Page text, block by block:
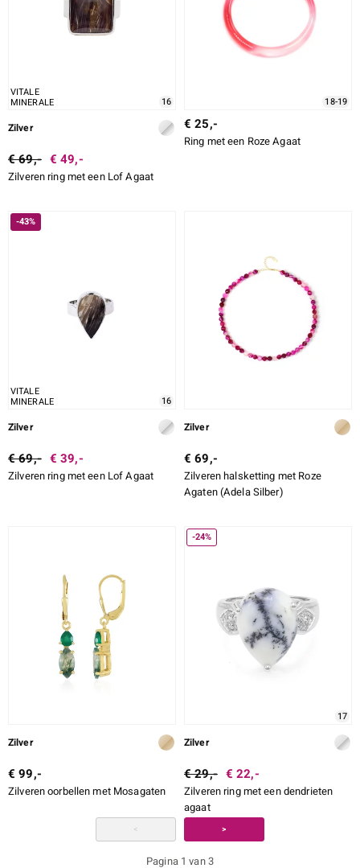
VITALE
MINERALE 16
Zilver
€ 69,- € 49,-
Zilveren ring met een Lof Agaat
18-19
€ 25,-
Ring met een Roze Agaat
-43%
VITALE
MINERALE 16
Zilver
€ 69,- € 39,-
Zilveren ring met een Lof Agaat
Zilver
€ 69,-
Zilveren halsketting met Roze
Agaten (Adela Silber)
Zilver
€ 99,-
Zilveren oorbellen met Mosagaten
-24%
17
Zilver
€ 29,- € 22,-
Zilveren ring met een dendrieten
agaat
< >
Pagina 1 van 3